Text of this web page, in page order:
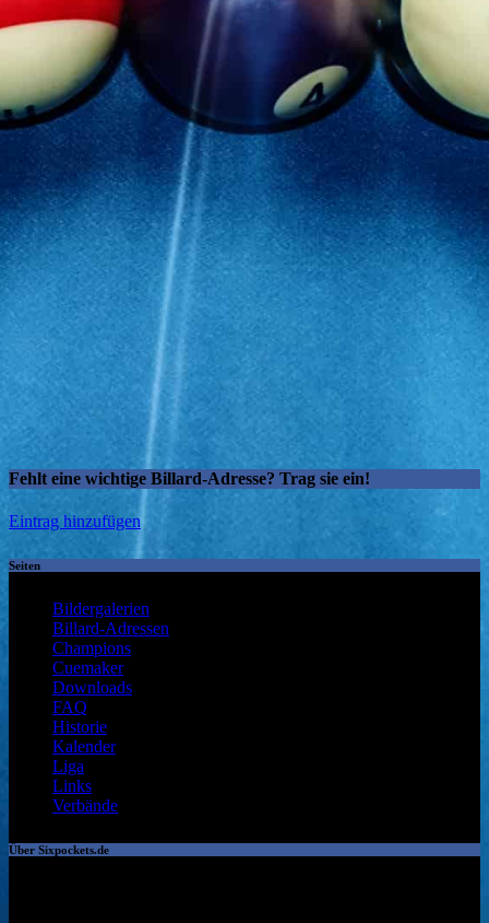
Fehlt eine wichtige Billard-Adresse? Trag sie ein!
Eintrag hinzufügen
Seiten
Bildergalerien
Billard-Adressen
Champions
Cuemaker
Downloads
FAQ
Historie
Kalender
Liga
Links
Verbände
Über Sixpockets.de